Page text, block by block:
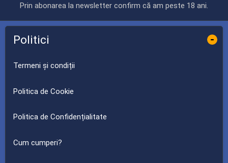
Prin abonarea la newsletter confirm că am peste 18 ani.
Politici -
Termeni și condiții
Politica de Cookie
Politica de Confidențialitate
Cum cumperi?